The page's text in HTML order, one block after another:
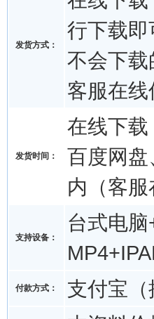
发货方式：
行下载即
不会下
客服在
发货时间：
在线下
百度网
内（客
支持设备：
台式电
付款方式： 支付宝